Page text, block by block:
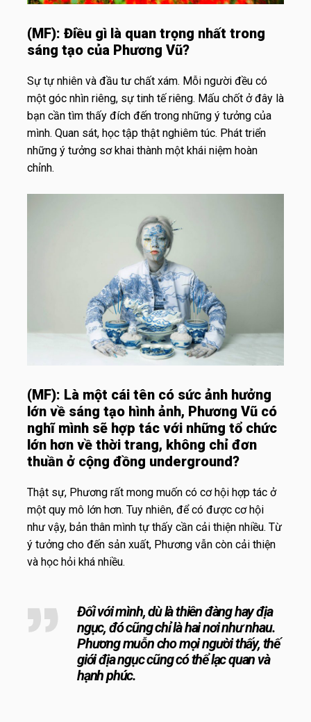
(MF): Điều gì là quan trọng nhất trong
sáng tạo của Phương Vũ?
Sự tự nhiên và đầu tư chất xám. Mỗi người đều có
một góc nhìn riêng, sự tinh tế riêng. Mấu chốt ở đây là
bạn cần tìm thấy đích đến trong những ý tưởng của
mình. Quan sát, học tập thật nghiêm túc. Phát triển
những ý tưởng sơ khai thành một khái niệm hoàn
chỉnh.
(MF): Là một cái tên có sức ảnh hưởng
lớn về sáng tạo hình ảnh, Phương Vũ có
nghĩ mình sẽ hợp tác với những tổ chức
lớn hơn về thời trang, không chỉ đơn
thuần ở cộng đồng underground?
Thật sự, Phương rất mong muốn có cơ hội hợp tác ở
một quy mô lớn hơn. Tuy nhiên, để có được cơ hội
như vậy, bản thân mình tự thấy cần cải thiện nhiều. Từ
ý tưởng cho đến sản xuất, Phương vẫn còn cải thiện
và học hỏi khá nhiều.
Đối với mình, dù là thiên đàng hay địa
ngục, đó cũng chỉ là hai nơi như nhau.
Phương muỗn cho mọi người thấy, thế
giới địa ngục cũng có thể lạc quan và
hạnh phúc.